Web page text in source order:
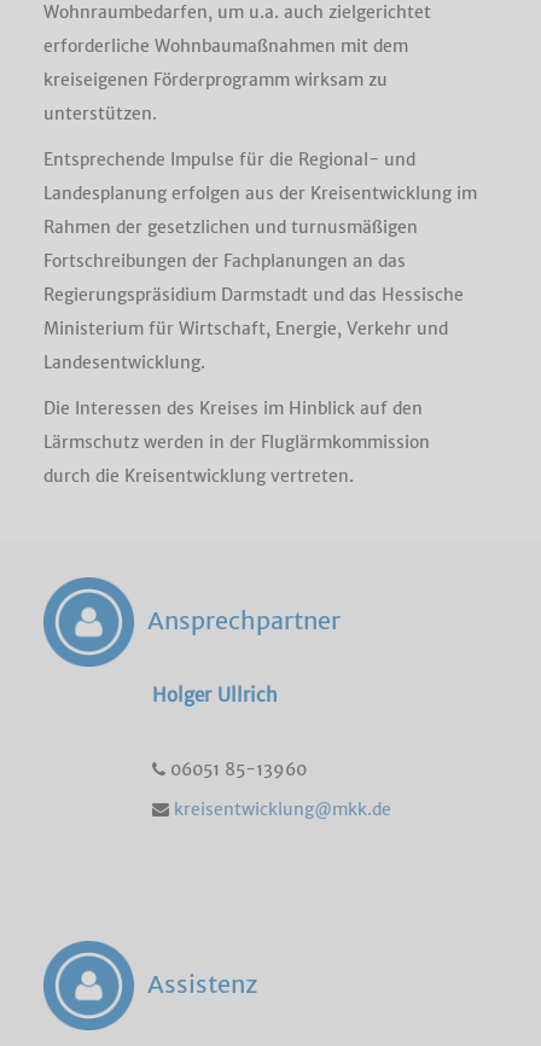
Wohnraumbedarfen, um u.a. auch zielgerichtet
erforderliche Wohnbaumaßnahmen mit dem
kreiseigenen Förderprogramm wirksam zu
unterstützen.
Entsprechende Impulse für die Regional- und
Landesplanung erfolgen aus der Kreisentwicklung im
Rahmen der gesetzlichen und turnusmäßigen
Fortschreibungen der Fachplanungen an das
Regierungspräsidium Darmstadt und das Hessische
Ministerium für Wirtschaft, Energie, Verkehr und
Landesentwicklung.
Die Interessen des Kreises im Hinblick auf den
Lärmschutz werden in der Fluglärmkommission
durch die Kreisentwicklung vertreten.
Ansprechpartner
Holger Ullrich
06051 85-13960
kreisentwicklung@mkk.de
Assistenz